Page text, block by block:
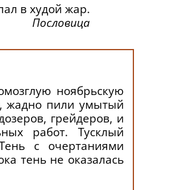
в худой жар.
Пословица
ноябрьскую
жадно пили умытый
грейдеров, и
работ. Тусклый
с очертаниями
тень не оказалась